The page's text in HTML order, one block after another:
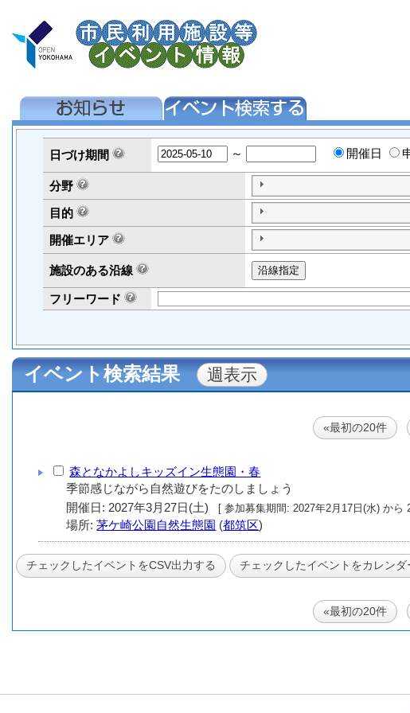
日づけ期間 ～ 開催日
分野
目的
開催エリア
施設のある沿線
フリーワード
イベント検索結果
«最初の20件
森となかよしキッズイン生態園・春
季節感じながら自然遊びをたのしましょう
[ 参加募集期間: 2027年2月17日(
場所:茅ケ崎公園自然生態園 (都筑区)
«最初の20件